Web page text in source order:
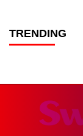
TRENDING